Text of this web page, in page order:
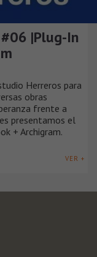
|Plug-In
Herreros para
obras
frente a
presentamos el
+ Archigram.
VER +